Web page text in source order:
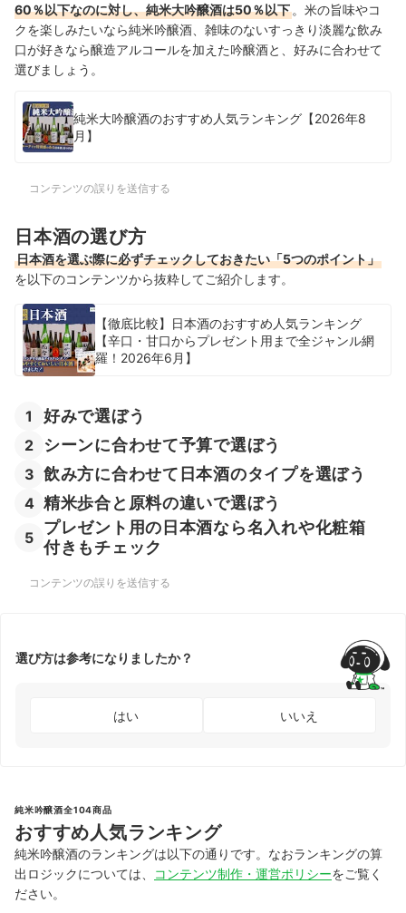
60％以下なのに対し、純米大吟醸酒は50％以下 。米の旨味やコ
クを楽しみたいなら純米吟醸酒、雑味のないすっきり淡麗な飲み
口が好きなら醸造アルコールを加えた吟醸酒と、好みに合わせて
選びましょう。
純米大吟醸酒のおすすめ人気ランキング【2026年8
月】
コンテンツの誤りを送信する
日本酒の選び方
日本酒を選ぶ際に必ずチェックしておきたい「5つのポイント」
を以下のコンテンツから抜粋してご紹介します。
【徹底比較】日本酒のおすすめ人気ランキング
【辛口・甘口からプレゼント用まで全ジャンル網
羅！2026年6月】
1 好みで選ぼう
2 シーンに合わせて予算で選ぼう
3 飲み方に合わせて日本酒のタイプを選ぼう
4 精米歩合と原料の違いで選ぼう
5
プレゼント用の日本酒なら名入れや化粧箱
付きもチェック
コンテンツの誤りを送信する
選び方は参考になりましたか？
はい いいえ
純米吟醸酒全104商品
おすすめ人気ランキング
純米吟醸酒のランキングは以下の通りです。なおランキングの算
出ロジックについては、
コンテンツ制作・運営ポリシーをご覧く
ださい。